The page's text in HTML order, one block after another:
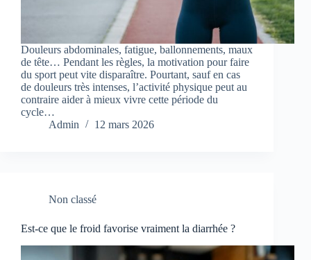
Douleurs abdominales, fatigue, ballonnements, maux
de tête… Pendant les règles, la motivation pour faire
du sport peut vite disparaître. Pourtant, sauf en cas
de douleurs très intenses, l’activité physique peut au
contraire aider à mieux vivre cette période du
cycle…
Admin
12 mars 2026
Non classé
Est-ce que le froid favorise vraiment la diarrhée ?